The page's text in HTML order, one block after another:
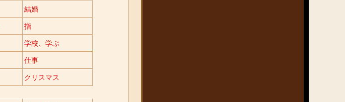
結婚
指
学校、学ぶ
仕事
クリスマス